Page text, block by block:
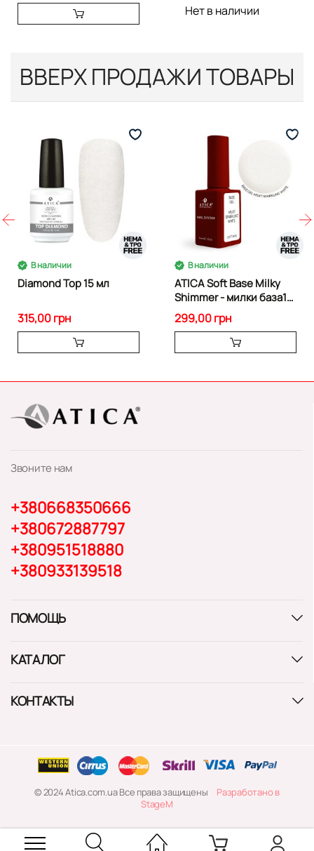
Нет в наличии
ВВЕРХ ПРОДАЖИ ТОВАРЫ
В наличии
Diamond Top 15 мл
315,00 грн
В наличии
ATICA Soft Base Milky
Shimmer - милки база15
ml
299,00 грн
Звоните нам
+380668350666
+380672887797
+380951518880
+380933139518
ПОМОЩЬ
КАТАЛОГ
КОНТАКТЫ
© 2024 Atica.com.ua Все права защищены
Разработано в
StageM